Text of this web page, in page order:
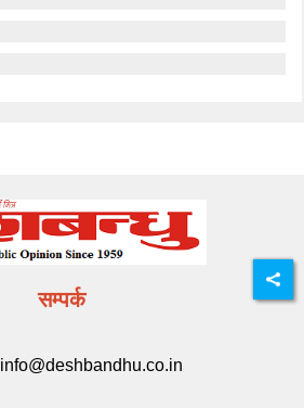
सम्पर्क
info@deshbandhu.co.in